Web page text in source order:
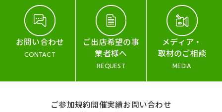
お問い合わせ
CONTACT
ご出店希望の事
業者様へ
REQUEST
メディア・
取材のご相談
MEDIA
ご参加規約開催実績お問い合わせ